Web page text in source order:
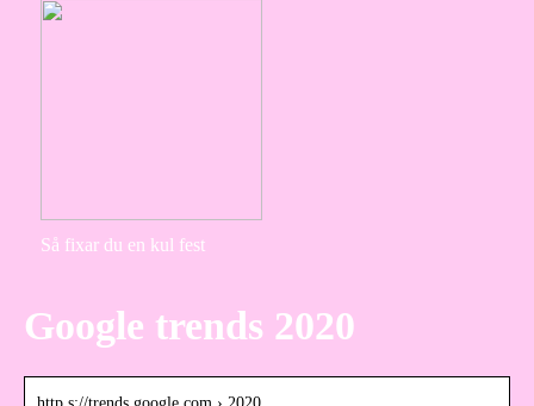
Så fixar du en kul fest
Google trends 2020